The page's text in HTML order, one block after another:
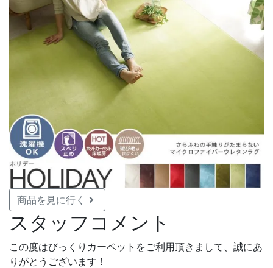
商品を見に行く
スタッフコメント
この度はびっくりカーペットをご利用頂きまして、誠にあ
りがとうございます！